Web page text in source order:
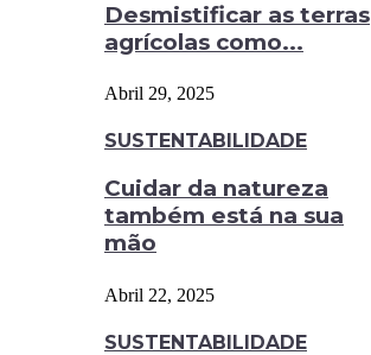
Desmistificar as terras
agrícolas como...
Abril 29, 2025
SUSTENTABILIDADE
Cuidar da natureza
também está na sua
mão
Abril 22, 2025
SUSTENTABILIDADE